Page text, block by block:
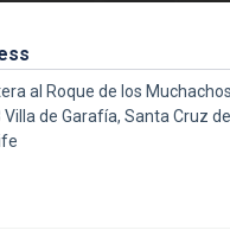
al Roque de los
Villa de Garafía, Santa Cruz de